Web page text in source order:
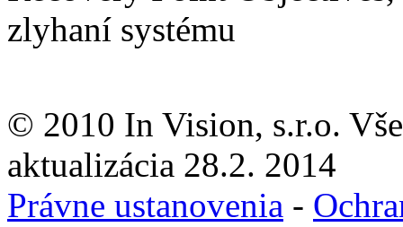
zlyhaní systému
© 2010 In Vision, s.r.o.
aktualizácia 28.2. 2014
Právne ustanovenia -